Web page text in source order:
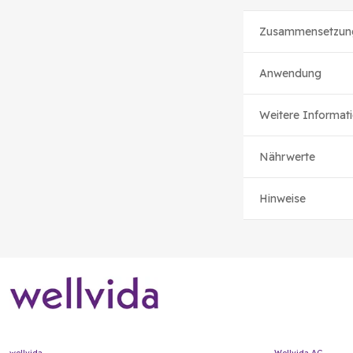
Anwendung
Weitere
Nährwerte
Hinweise